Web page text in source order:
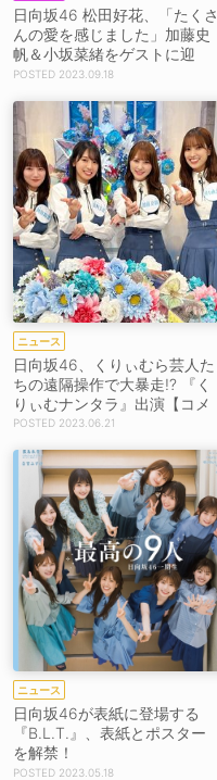
日向坂46 松田好花、「たくさ
んの愛を感じました」加藤史
帆＆小坂菜緒をゲストに迎
え、最後のラジオ番組公開収
2023.09.18
ニュース
日向坂46、くりぃむら芸人た
ちの遠隔操作で大暴走!? 『く
りぃむナンタラ』出演【コメ
ントあり】2023.06.21
ニュース
日向坂46が表紙に登場する
『B.L.T.』、表紙とポスター
を解禁！
2023.05.18